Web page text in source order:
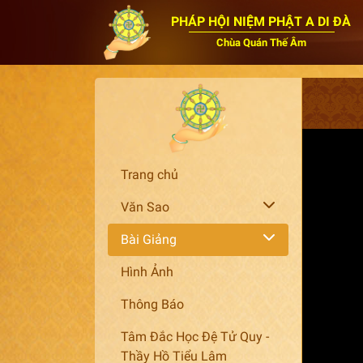
PHÁP HỘI NIỆM PHẬT A DI ĐÀ
Chùa Quán Thế Âm
Trang chủ
Văn Sao
Bài Giảng
Hình Ảnh
Thông Báo
Tâm Đắc Học Đệ Tử Quy -
Thầy Hồ Tiểu Lâm